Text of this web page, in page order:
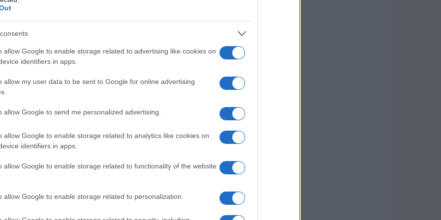
allow Google to enable storage related to advertising like cookies on
identifiers in apps.
allow my user data to be sent to Google for online advertising
allow Google to send me personalized advertising.
allow Google to enable storage related to analytics like cookies on
identifiers in apps.
allow Google to enable storage related to functionality of the website
allow Google to enable storage related to personalization.
si va da modelli ampi e comodi a quelli
e ibiker pantssono tra i più richiesti,
La chiave sta nell’abbinare questi
il giusto equilibrio di stile.
in pelle
a numerosi abbinamenti. Per un look più
e i maglioni oversize
possono risultare
per riflettere la propria personalità.